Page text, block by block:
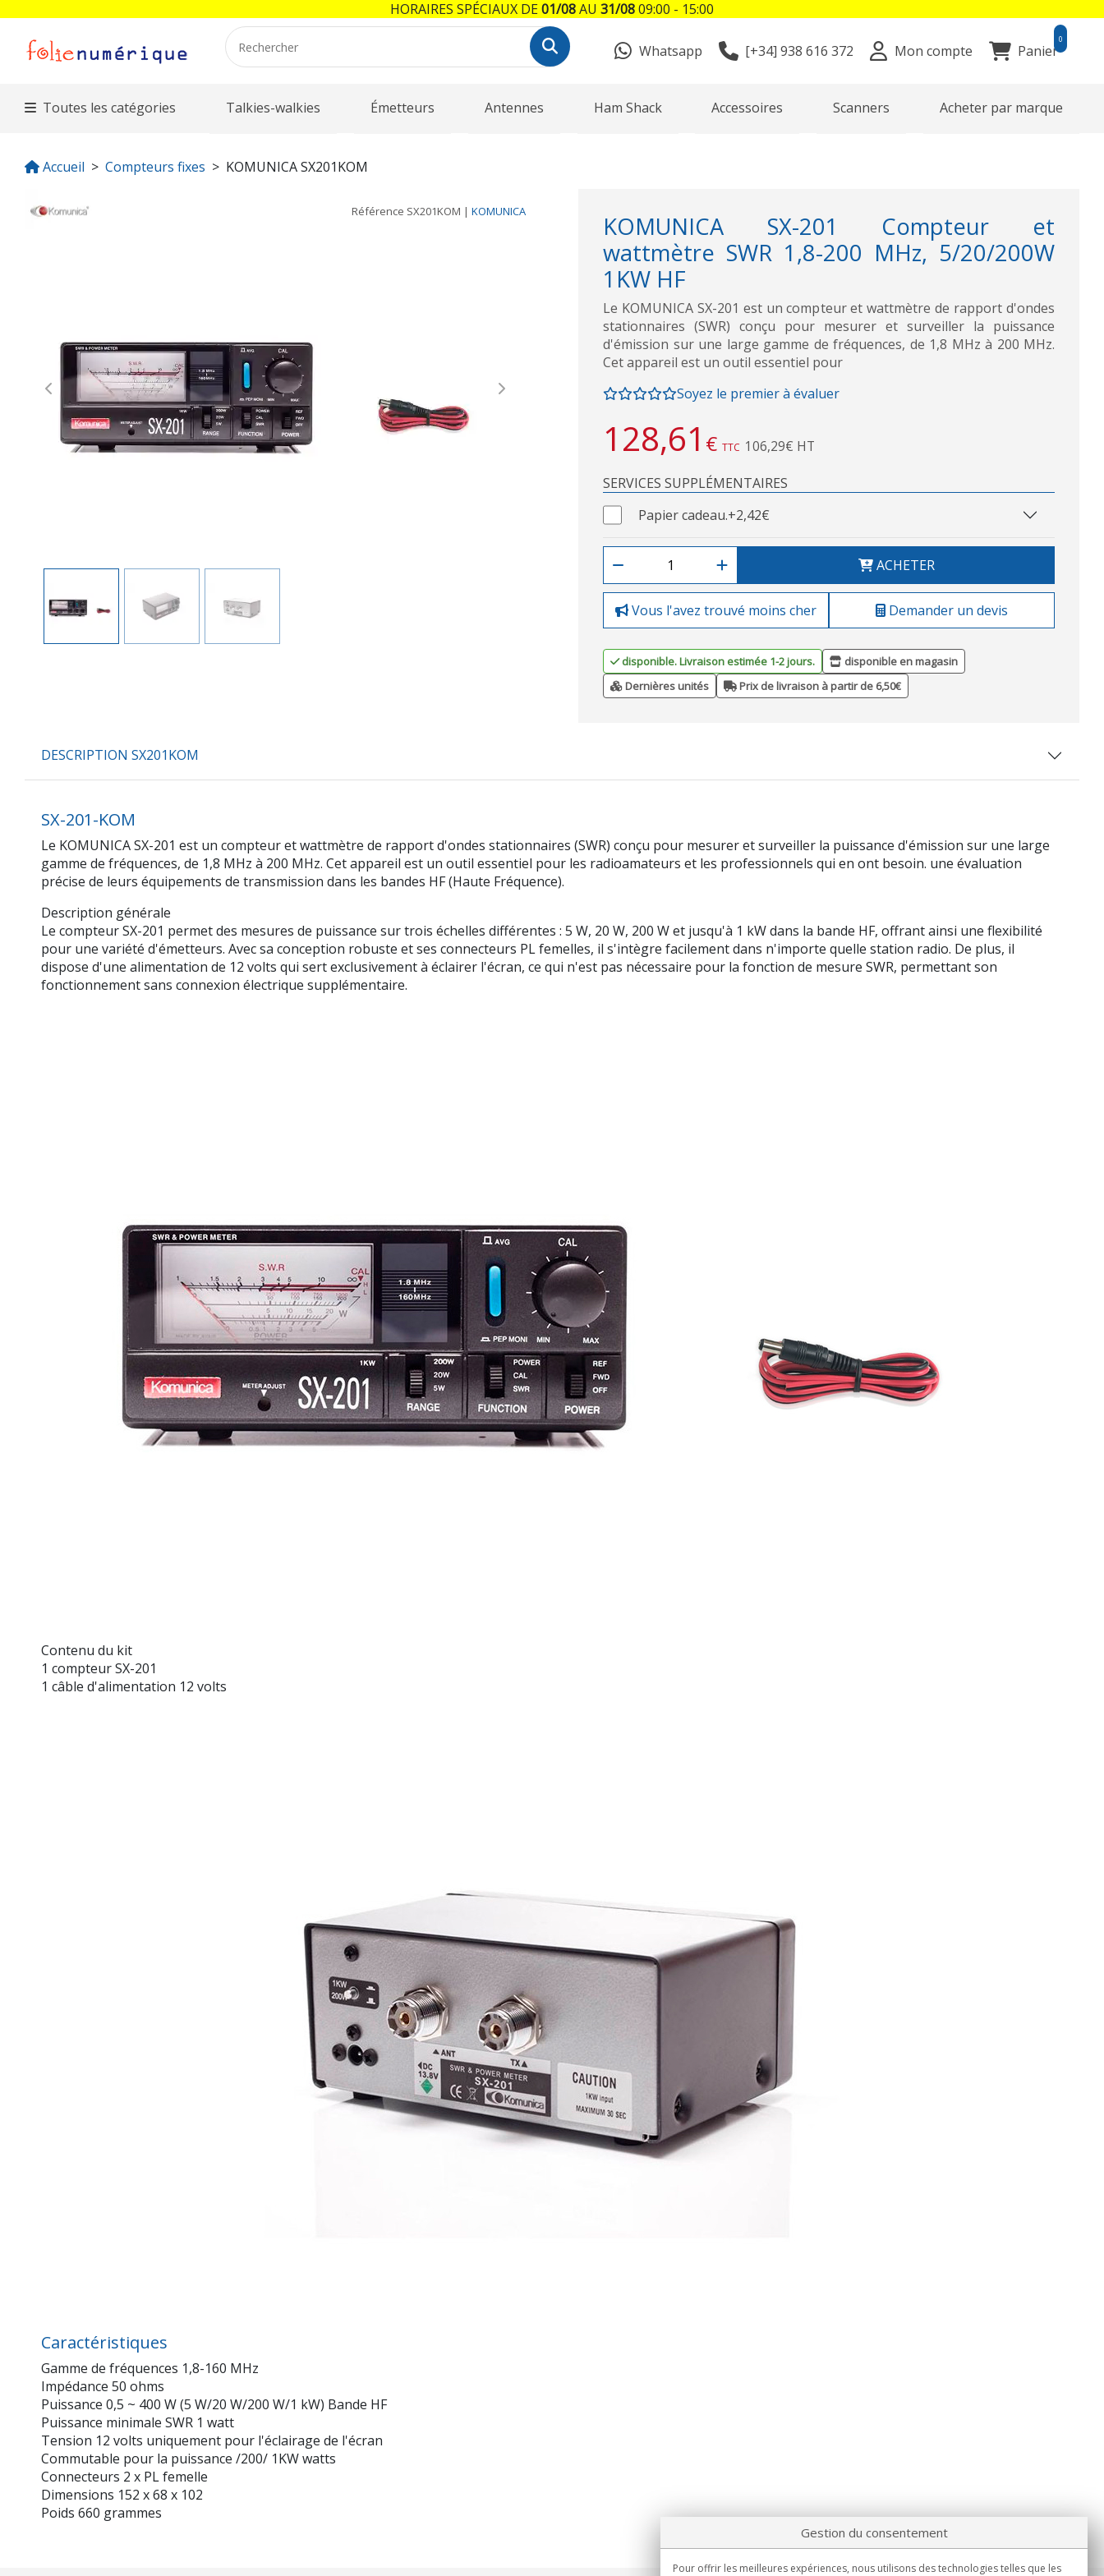
Whatsapp [+34] 938 616 372 Mon compte Panier
0
Toutes les catégories Talkies-walkies Émetteurs Antennes Ham Shack Accessoires Scanners Acheter par marque
Accueil Compteurs fixes KOMUNICA SX201KOM
Référence SX201KOM | KOMUNICA
Previous Next
KOMUNICA SX-201 Compteur et
wattmètre SWR 1,8-200 MHz, 5/20/200W
1KW HF
Le KOMUNICA SX-201 est un compteur et wattmètre de rapport d'ondes
stationnaires (SWR) conçu pour mesurer et surveiller la puissance
d'émission sur une large gamme de fréquences, de 1,8 MHz à 200 MHz.
Cet appareil est un outil essentiel pour
Soyez le premier à évaluer
128,61 € TTC 106,29€ HT
SERVICES SUPPLÉMENTAIRES
Papier cadeau.+2,42€
ACHETER
Vous l'avez trouvé moins cher Demander un devis
disponible. Livraison estimée 1-2 jours.
disponible en magasin
Dernières unités
Prix de livraison à partir de 6,50€
DESCRIPTION SX201KOM
SX-201-KOM
Le KOMUNICA SX-201 est un compteur et wattmètre de rapport d'ondes stationnaires (SWR) conçu pour mesurer et surveiller la puissance d'émission sur une large
gamme de fréquences, de 1,8 MHz à 200 MHz. Cet appareil est un outil essentiel pour les radioamateurs et les professionnels qui en ont besoin. une évaluation
précise de leurs équipements de transmission dans les bandes HF (Haute Fréquence).
Description générale
Le compteur SX-201 permet des mesures de puissance sur trois échelles différentes : 5 W, 20 W, 200 W et jusqu'à 1 kW dans la bande HF, offrant ainsi une flexibilité
pour une variété d'émetteurs. Avec sa conception robuste et ses connecteurs PL femelles, il s'intègre facilement dans n'importe quelle station radio. De plus, il
dispose d'une alimentation de 12 volts qui sert exclusivement à éclairer l'écran, ce qui n'est pas nécessaire pour la fonction de mesure SWR, permettant son
fonctionnement sans connexion électrique supplémentaire.
Contenu du kit
1 compteur SX-201
1 câble d'alimentation 12 volts
Caractéristiques
Gamme de fréquences 1,8-160 MHz
Impédance 50 ohms
Puissance 0,5 ~ 400 W (5 W/20 W/200 W/1 kW) Bande HF
Puissance minimale SWR 1 watt
Tension 12 volts uniquement pour l'éclairage de l'écran
Commutable pour la puissance /200/ 1KW watts
Connecteurs 2 x PL femelle
Dimensions 152 x 68 x 102
Poids 660 grammes
Gestion du consentement
Pour offrir les meilleures expériences, nous utilisons des technologies telles que les
HORAIRES SPÉCIAUX DE01/08AU 31/0809:00 - 15:00